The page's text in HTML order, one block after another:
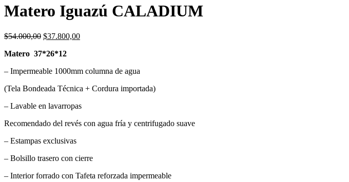
Matero Iguazú CALADIUM
$54.000,00 El
original
$54.000,00.
$37.800,00El
$37.800,00.
Matero 37*26*12
– Impermeable 1000mm columna de agua
(Tela Bondeada Técnica + Cordura importada)
– Lavable en lavarropas
Recomendado del revés con agua fría y centrifugado suave
– Estampas exclusivas
– Bolsillo trasero con cierre
– Interior forrado con Tafeta reforzada impermeable